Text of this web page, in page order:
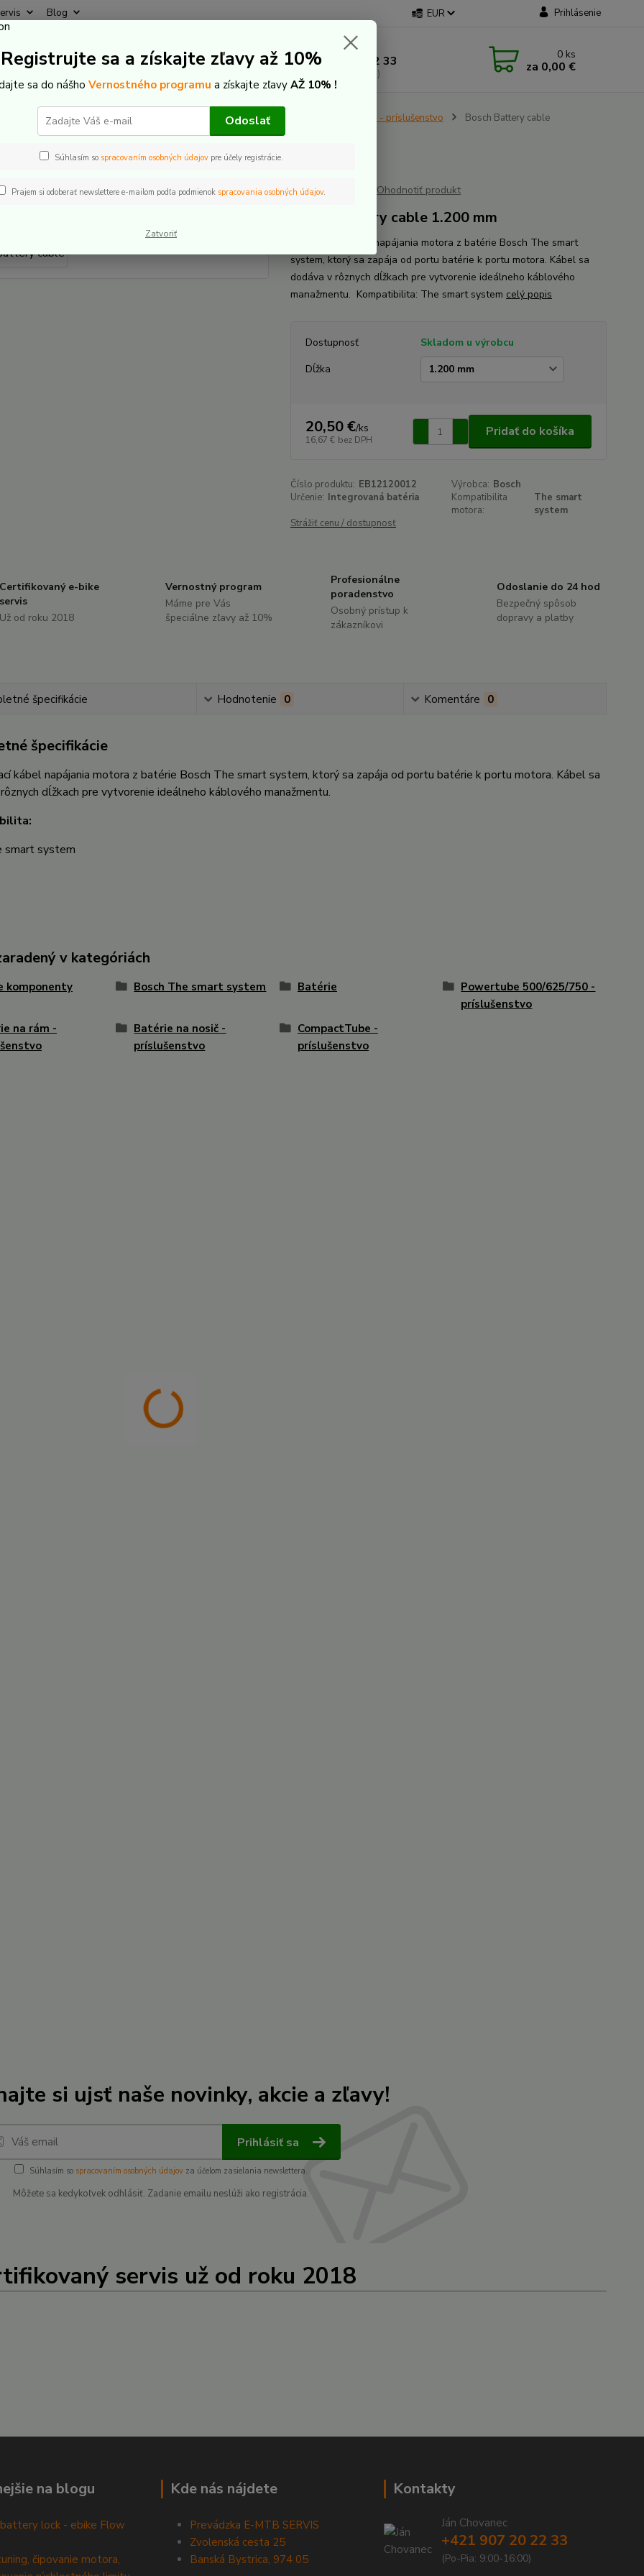
Blog EUR Prihlásenie
Hľadať
Rýchly kontakt
+421 907 20 22 33
(Po-Pia: 9:00-16:00)
0 ks
za 0,00 €
E-Bike komponenty Bosch The smart system Batérie Powertube 500/625/750 - príslušenstvo Bosch Battery cable
Battery cable
Ohodnotiť produkt
Bosch Battery cable 1.200 mm
Prepojovací kábel napájania motora z batérie Bosch The smart
system, ktorý sa zapája od portu batérie k portu motora. Kábel sa
dodáva v rôznych dĺžkach pre vytvorenie ideálneho káblového
manažmentu. Kompatibilita: The smart system celý popis
Dostupnosť
Skladom u výrobcu
Dĺžka
20,50 €/ks
16,67 € bez DPH
Pridať do košíka
Číslo produktu: EB12120012 Výrobca: Bosch
Určenie: Integrovaná batéria
Kompatibilita
motora:
The smart
system
Strážiť cenu / dostupnosť
Certifikovaný e-bike
servis
Už od roku 2018
Vernostný program
Máme pre Vás
špeciálne zľavy až 10%
Profesionálne
poradenstvo
Osobný prístup k
zákazníkovi
Odoslanie do 24 hod
Bezpečný spôsob
dopravy a platby
špecifikácie Hodnotenie 0 Komentáre 0
špecifikácie
kábel napájania motora z batérie Bosch The smart system, ktorý sa zapája od portu batérie k portu motora. Kábel sa
dĺžkach pre vytvorenie ideálneho káblového manažmentu.
smart system
v kategóriách
komponenty Bosch The smart system Batérie
Powertube 500/625/750 -
príslušenstvo
na rám -
Batérie na nosič -
príslušenstvo
CompactTube -
príslušenstvo
si ujsť naše novinky, akcie a zľavy!
Prihlásiť sa
Súhlasím so spracovaním osobných údajov za účelom zasielania newslettera.
Môžete sa kedykoľvek odhlásiť. Zadanie emailu neslúži ako registrácia.
servis už od roku 2018
na blogu
lock - ebike Flow
čipovanie motora,
Kde nás nájdete
Prevádzka E-MTB SERVIS
Zvolenská cesta 25
Banská Bystrica, 974 05
Kontakty
Ján Chovanec
+421 907 20 22 33
(Po-Pia: 9:00-16:00)
Registrujte sa a získajte zľavy až 10%
sa do nášho Vernostného programu a získajte zľavy AŽ 10% !
Odoslať
Súhlasím so spracovaním osobných údajovpre účely registrácie.
Prajem si odoberať newslettere e-mailom podľa podmienok spracovania osobných údajov.
Zatvoriť